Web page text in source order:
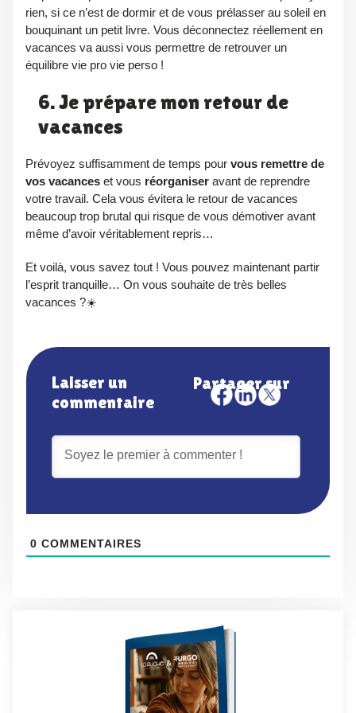
rien, si ce n’est de dormir et de vous prélasser au soleil en
bouquinant un petit livre. Vous déconnectez réellement en
vacances va aussi vous permettre de retrouver un
équilibre vie pro vie perso !
6. Je prépare mon retour de
vacances
Prévoyez suffisamment de temps pour vous remettre de
vos vacances et vous réorganiser avant de reprendre
votre travail. Cela vous évitera le retour de vacances
beaucoup trop brutal qui risque de vous démotiver avant
même d’avoir véritablement repris…
Et voilà, vous savez tout ! Vous pouvez maintenant partir
l’esprit tranquille… On vous souhaite de très belles
vacances ?☀️
Laisser un
commentaire
Partager sur
0 COMMENTAIRES